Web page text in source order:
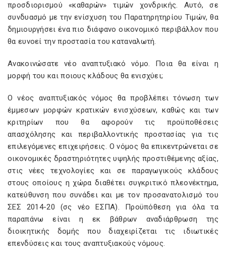
προσδιορισμού «καθαρών» τιμών χονδρικής. Αυτό, σε
συνδυασμό με την ενίσχυση του Παρατηρητηρίου Τιμών, θα
δημιουργήσει ένα πιο διάφανο οικονομικό περιβάλλον που
θα ευνοεί την προστασία του καταναλωτή.
Ανακοινώσατε νέο αναπτυξιακό νόμο. Ποια θα είναι η
μορφή του και ποιους κλάδους θα ενισχύει;
Ο νέος αναπτυξιακός νόμος θα προβλέπει τόνωση των
έμμεσων μορφών κρατικών ενισχύσεων, καθώς και των
κριτηρίων που θα αφορούν τις προϋποθέσεις
απασχόλησης και περιβαλλοντικής προστασίας για τις
επιλεγόμενες επιχειρήσεις. Ο νόμος θα επικεντρώνεται σε
οικονομικές δραστηριότητες υψηλής προστιθέμενης αξίας,
στις νέες τεχνολογίες και σε παραγωγικούς κλάδους
στους οποίους η χώρα διαθέτει συγκριτικό πλεονέκτημα,
κατεύθυνση που συνάδει και με τον προσανατολισμό του
ΣΕΣ 2014-20 (σς νέο ΕΣΠΑ). Προϋπόθεση για όλα τα
παραπάνω είναι η εκ βάθρων αναδιάρθρωση της
διοικητικής δομής που διαχειρίζεται τις ιδιωτικές
επενδύσεις και τους αναπτυξιακούς νόμους.